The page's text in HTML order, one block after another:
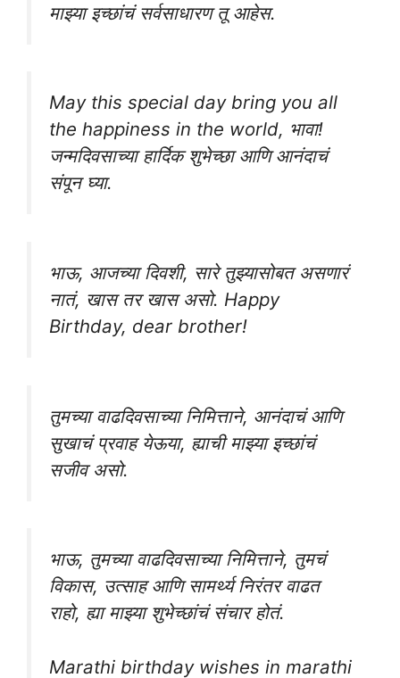
माझ्या इच्छांचं सर्वसाधारण तू आहेस.
May this special day bring you all
the happiness in the world, भावा!
जन्मदिवसाच्या हार्दिक शुभेच्छा आणि आनंदाचं
संपून घ्या.
भाऊ, आजच्या दिवशी, सारे तुझ्यासोबत असणारं
नातं, खास तर खास असो. Happy
Birthday, dear brother!
तुमच्या वाढदिवसाच्या निमित्ताने, आनंदाचं आणि
सुखाचं प्रवाह येऊया, ह्याची माझ्या इच्छांचं
सजीव असो.
भाऊ, तुमच्या वाढदिवसाच्या निमित्ताने, तुमचं
विकास, उत्साह आणि सामर्थ्य निरंतर वाढत
राहो, ह्या माझ्या शुभेच्छांचं संचार होतं.
Marathi birthday wishes in marathi